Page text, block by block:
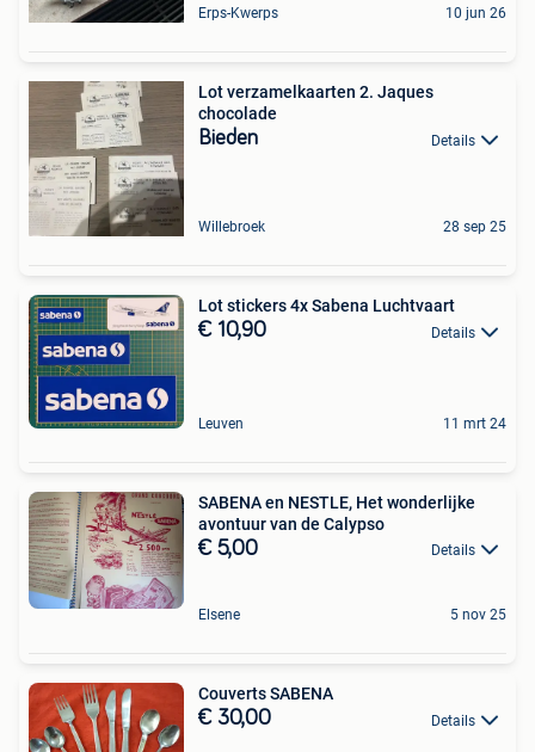
Erps-Kwerps 10 jun 26
Lot verzamelkaarten 2. Jaques
chocolade
Bieden Details
Willebroek 28 sep 25
Lot stickers 4x Sabena Luchtvaart
€ 10,90 Details
Leuven 11 mrt 24
SABENA en NESTLE, Het wonderlijke
avontuur van de Calypso
€ 5,00 Details
Elsene 5 nov 25
Couverts SABENA
€ 30,00 Details